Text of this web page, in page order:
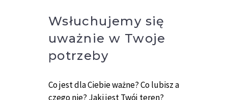
Wsłuchujemy się
uważnie w Twoje
potrzeby
Co jest dla Ciebie ważne? Co lubisz a
czego nie? Jaki jest Twój teren?